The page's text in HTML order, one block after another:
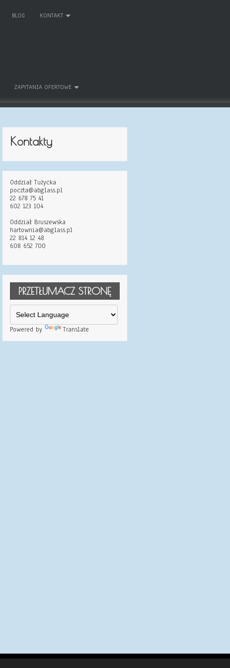
BLOG KONTAKT
ZAPYTANIA OFERTOWE
Kontakty
Oddział Tużycka
poczta@abglass.pl
22 678 75 41
602 123 104
Oddział Bruszewska
hartownia@abglass.pl
22 814 12 48
608 652 700
PRZETŁUMACZ STRONĘ
Powered by Translate